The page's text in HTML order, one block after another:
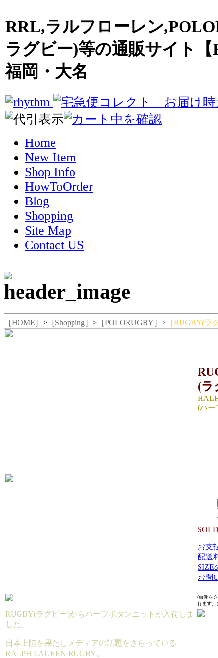
RRL,ラルフローレン
ラグビー)等の通販サイト
福岡・大名
Home
New Item
Shop Info
HowToOrder
Blog
Shopping
Site Map
Contact US
［HOME］ > ［Shopping］ > ［POLORUGBY］ > ［RUGBY(ラ
(ラ
(ハー
お支
配送
SIZE
お問
(画像を
れます。)
RUGBY(ラグビー)からハーフボタンニットが入荷しま
した。
日本上陸を果たしメディアの話題をさらっている
RALPH LAUREN RUGBY。